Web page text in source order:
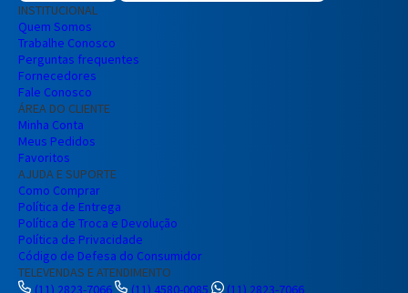
INSTITUCIONAL
Quem Somos
Trabalhe Conosco
Perguntas frequentes
Fornecedores
Fale Conosco
ÁREA DO CLIENTE
Minha Conta
Meus Pedidos
Favoritos
AJUDA E SUPORTE
Como Comprar
Política de Entrega
Política de Troca e Devolução
Política de Privacidade
Código de Defesa do Consumidor
TELEVENDAS E ATENDIMENTO
(11) 2823-7066
(11) 4580-0085
(11) 2823-7066